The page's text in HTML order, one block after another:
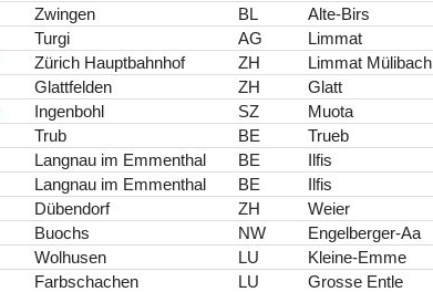
Zwingen BL Alte-Birs
Turgi AG Limmat
Zürich Hauptbahnhof ZH Limmat Mülibach
Glattfelden ZH Glatt
Ingenbohl SZ Muota
Trub BE Trueb
Langnau im Emmenthal BE Ilfis
Langnau im Emmenthal BE Ilfis
Dübendorf ZH Weier
Buochs NW Engelberger-Aa
Wolhusen LU Kleine-Emme
Farbschachen LU Grosse Entle